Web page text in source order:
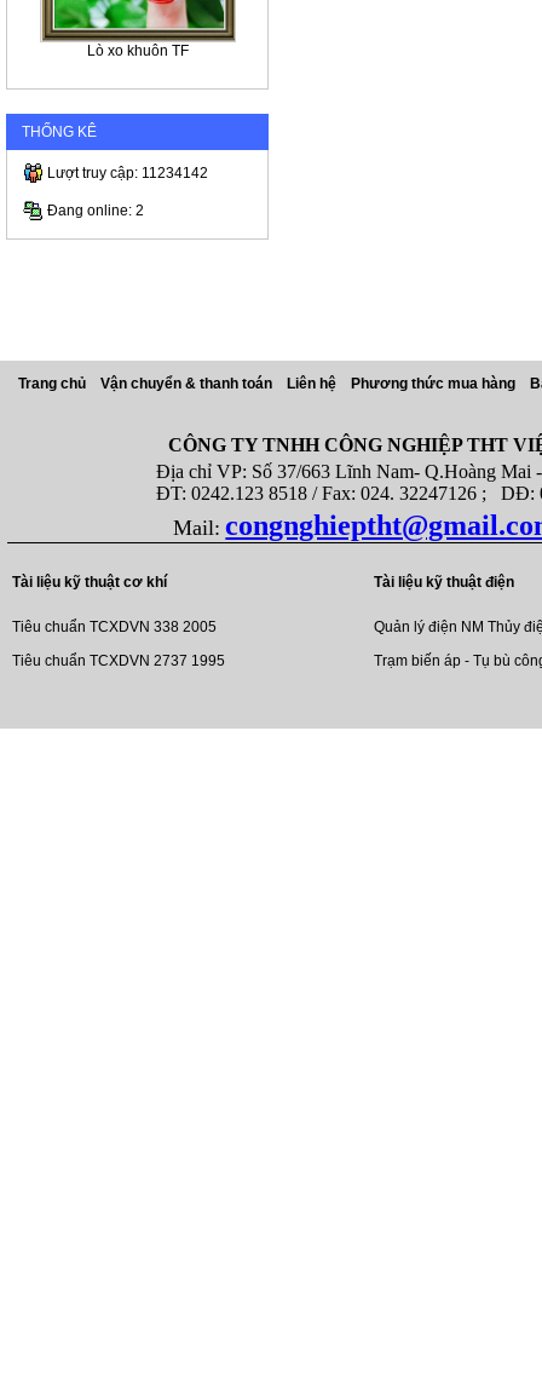
Lò xo khuôn TF
THỐNG KÊ
Lượt truy cập: 11234142
Đang online: 2
Trang chủ Vận chuyển & thanh toán Liên hệ Phương thức mua hàng
CÔNG TY TNHH CÔNG NGHIỆP THT
Địa chỉ VP: Số 37/663 Lĩnh Nam- Q.Hoàng Mai -
ĐT: 0242.123 8518 / Fax: 024. 32247126 ; DĐ:
Mail:
Tài liệu kỹ thuật cơ khí
Tiêu chuẩn TCXDVN 338 2005
Tiêu chuẩn TCXDVN 2737 1995
Tài liệu kỹ thuật điện
Quản lý điện NM Thủy
Trạm biến áp - Tụ bù